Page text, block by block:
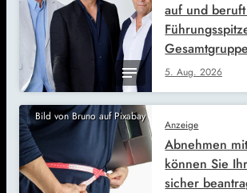
5. Aug. 2026
auf und
Bild von Bruno auf Pixabay
Anzeige
Abnehmen
können Sie
sicher